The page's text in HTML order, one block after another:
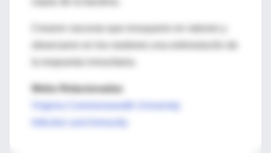
Crearon vacunas que ensayaron en ratones y
Webs Relacionadas
Virginia Commonwealth University